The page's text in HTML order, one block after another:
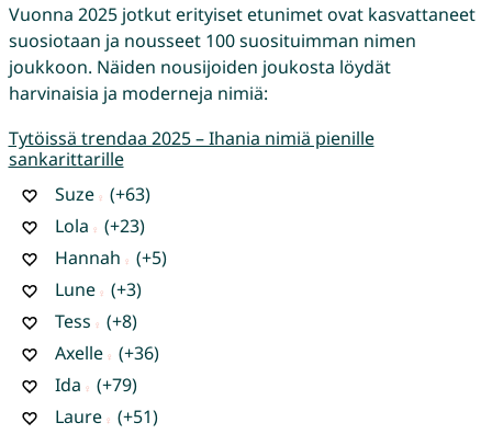
Vuonna 2025 jotkut erityiset etunimet ovat kasvattaneet
suosiotaan ja nousseet 100 suosituimman nimen
joukkoon. Näiden nousijoiden joukosta löydät
harvinaisia ja moderneja nimiä:
Tytöissä trendaa 2025 – Ihania nimiä pienille
sankarittarille
Suze
(+63)
Lola
(+23)
Hannah
(+5)
Lune
(+3)
Tess
(+8)
Axelle
(+36)
Ida
(+79)
Laure
(+51)